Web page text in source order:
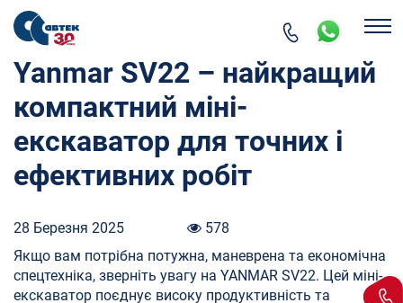
Yanmar SV22 – найкращий
компактний міні-
екскаватор для точних і
ефективних робіт
28 Березня 2025
578
Якщо вам потрібна потужна, маневрена та економічна
спецтехніка, зверніть увагу на YANMAR SV22. Цей міні-
екскаватор поєднує високу продуктивність та